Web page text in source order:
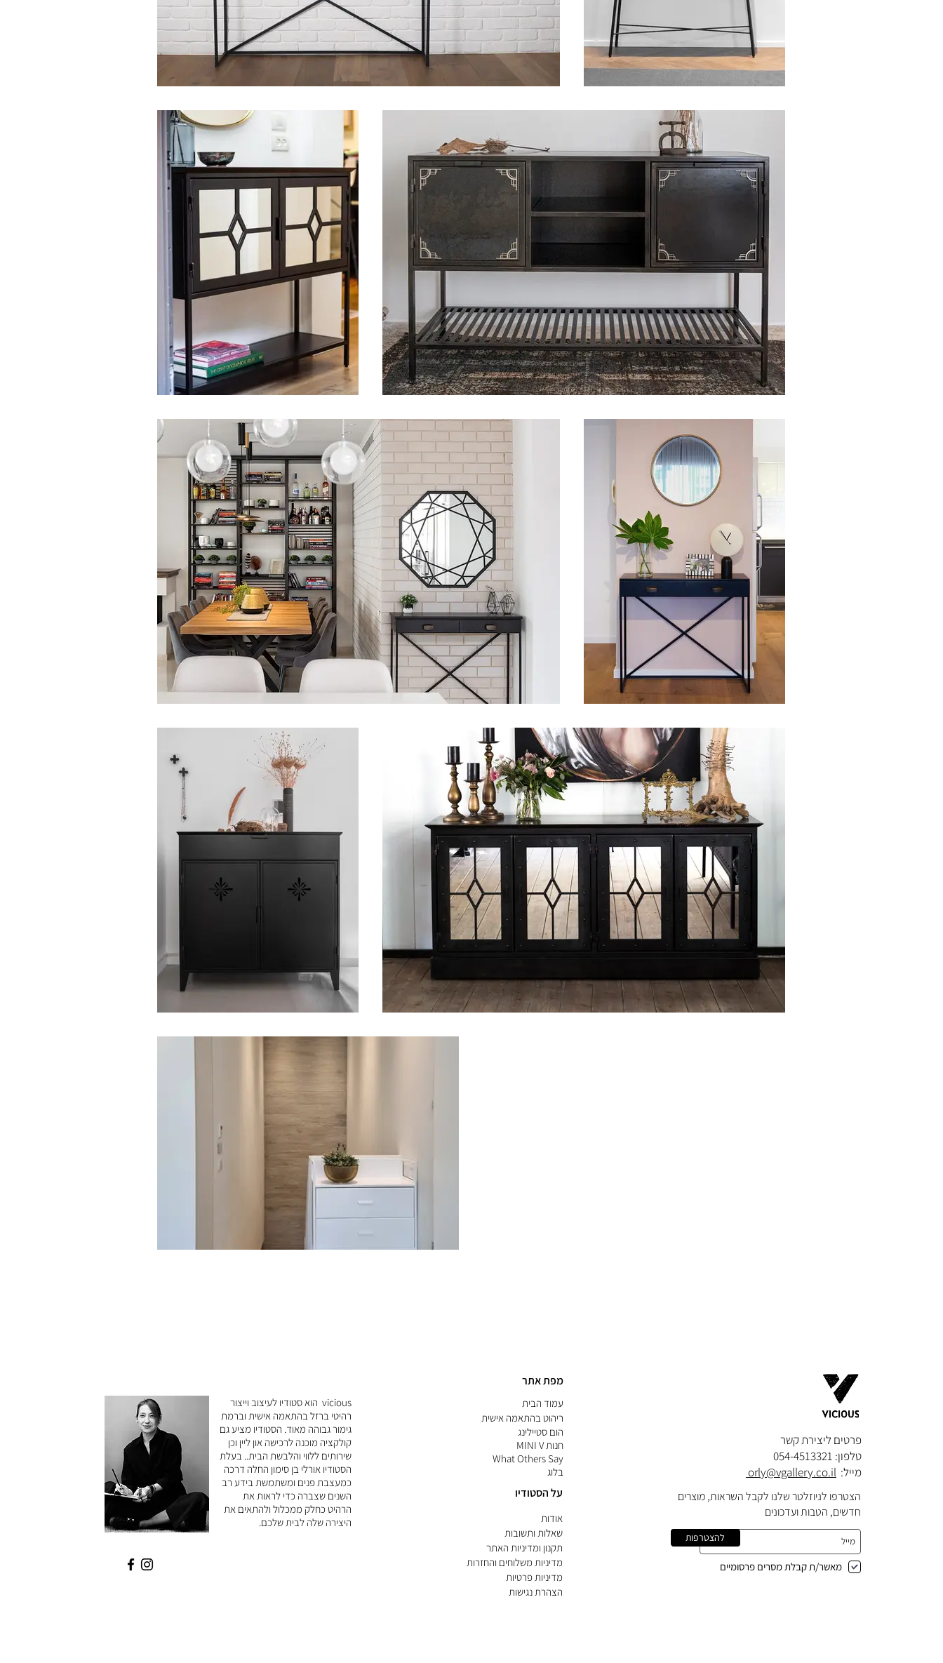
vicious הוא סטודיו לעיצוב וייצור
רהיטי ברזל בהתאמה אישית וברמת
גימור גבוהה מאוד. הסטודיו מציע גם
קולקציה מוכנה לרכישה און ליין וכן
שירותים ללווי והלבשת הבית.. בעלת
הסטודיו אורלי בן סימון החלה דרכה
כמעצבת פנים ומשתמשת בידע רב
השנים שצברה כדי לראות את
הרהיט כחלק ממכלול ולהתאים את
היצירה שלה לבית שלכם.
מפת אתר
עמוד הבית
ריהוט בהתאמה אישית
הום סטיילינג
חנות MINI V
What Others Say
בלוג
על הסטודיו
אודות
שאלות ותשובות
תקנון ומדיניות האתר
מדיניות משלוחים והחזרות
מדיניות פרטיות
הצהרת נגישות
פרטים ליצירת קשר​
טלפון: 054-4513321
מייל: orly@vgallery.co.il
הצטרפו לניוזלטר שלנו לקבל השראות, מוצרים
חדשים, הטבות ועדכונים
להצטרפות
מאשר/ת קבלת מסרים פרסומיים